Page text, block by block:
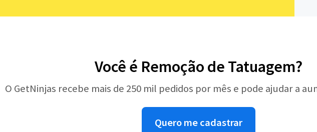
Você é Remoção de Tatuagem?
O GetNinjas recebe mais de 250 mil pedidos por mês e pode ajudar a
Quero me cadastrar